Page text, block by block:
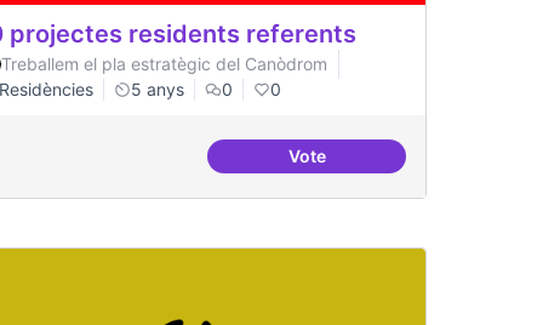
projectes residents referents
Treballem el pla estratègic del Canòdrom
Residències
5 anys 0 0
Vote30 projectes residents